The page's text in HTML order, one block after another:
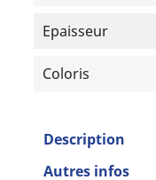
Epaisseur
Coloris
Description
Autres infos